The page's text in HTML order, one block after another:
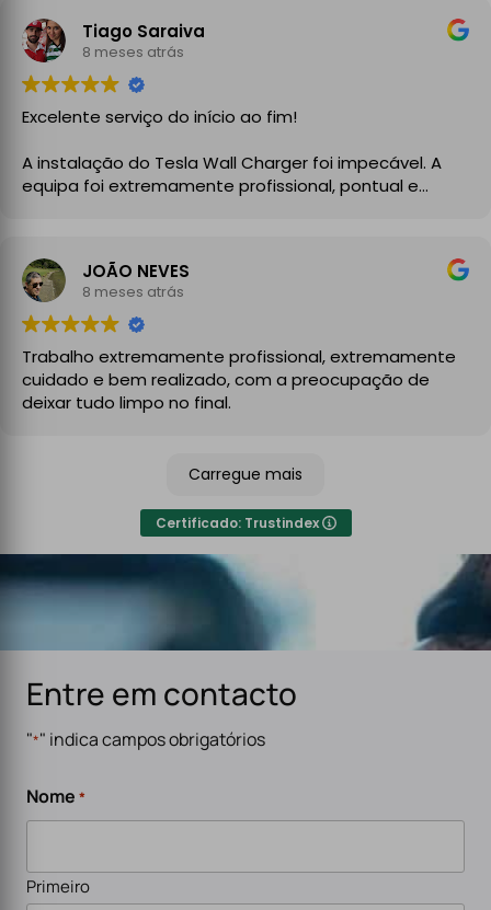
garantindo toda a segurança e legalidade.
Recomendo vivamente!
Tiago Saraiva
8 meses atrás
Excelente serviço do início ao fim!
A instalação do Tesla Wall Charger foi impecável. A
equipa foi extremamente profissional, pontual e
clareza, aconselharam a melhor solução para a minha
instalação elétrica e executaram o trabalho com
enorme cuidado.
A instalação ficou perfeita, organizada e totalmente
funcional, com atenção aos detalhes e à segurança.
No final, deixaram tudo limpo e testado, pronto a usar.
um serviço de eletricidade de confiança,
especialmente para carregadores de veículos
elétricos. Serviço rápido, eficiente e de alta qualidade.
JOÃO NEVES
8 meses atrás
Trabalho extremamente profissional, extremamente
cuidado e bem realizado, com a preocupação de
deixar tudo limpo no final.
Carregue mais
Certificado: Trustindex
Entre em contacto
"*" indica campos obrigatórios
Nome *
Primeiro